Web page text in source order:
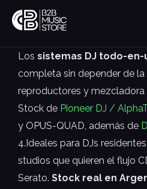
Los sistemas DJ todo-en-
completa sin depender de
reproductores y mezcladora
Stock de Pioneer DJ /
y OPUS-QUAD, además de
4.Ideales para DJs
studios que quieren el flujo
Serato. Stock real en